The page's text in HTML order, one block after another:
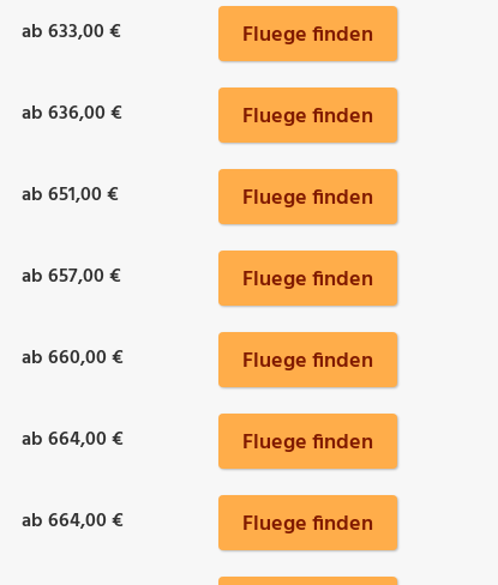
ab 633,00 € Fluege finden
ab 636,00 € Fluege finden
ab 651,00 € Fluege finden
ab 657,00 € Fluege finden
ab 660,00 € Fluege finden
ab 664,00 € Fluege finden
ab 664,00 € Fluege finden